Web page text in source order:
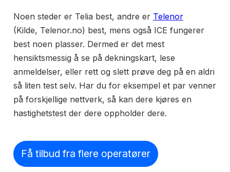
Noen steder er Telia best, andre er Telenor
(Kilde, Telenor.no) best, mens også ICE fungerer
best noen plasser. Dermed er det mest
hensiktsmessig å se på dekningskart, lese
anmeldelser, eller rett og slett prøve deg på en aldri
så liten test selv. Har du for eksempel et par venner
på forskjellige nettverk, så kan dere kjøres en
hastighetstest der dere oppholder dere.
Få tilbud fra flere operatører